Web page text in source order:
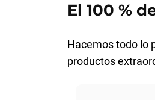
El 100 %
Hacemos todo lo
productos